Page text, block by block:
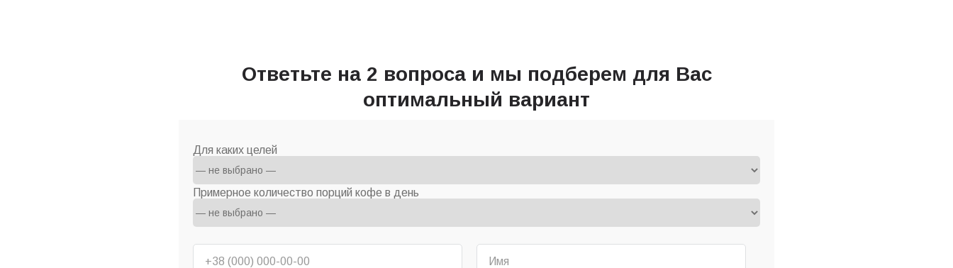
Ответьте на 2 вопроса и мы подберем для Вас
оптимальный вариант
Для каких целей
Примерное количество порций кофе в день